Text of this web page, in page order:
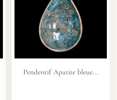
Pendentif Apatite bleue...